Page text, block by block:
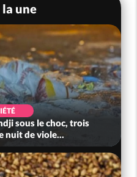
la une
sous le choc, trois
nuit de viole...